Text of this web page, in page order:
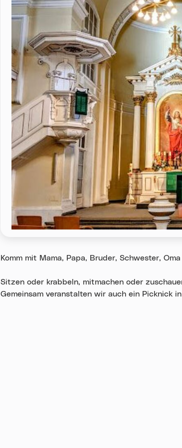
Komm mit Mama, Papa, Bruder, Schwester,
Sitzen oder krabbeln, mitmachen oder
Gemeinsam veranstalten wir auch ein Picknick